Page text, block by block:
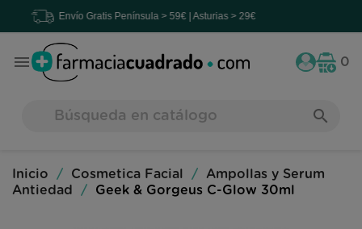
Envío GratisPenínsula > 59€ | Asturias > 29€
 0
search
Inicio Cosmetica Facial
Ampollas y Serum
Antiedad
Geek & Gorgeus C-Glow 30ml